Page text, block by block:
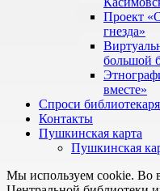
Проект
гнезда»
большой
вместе»
Спроси библиотекаря
Контакты
Пушкинская карта
Пушкинская
Мы используем cookie. Во